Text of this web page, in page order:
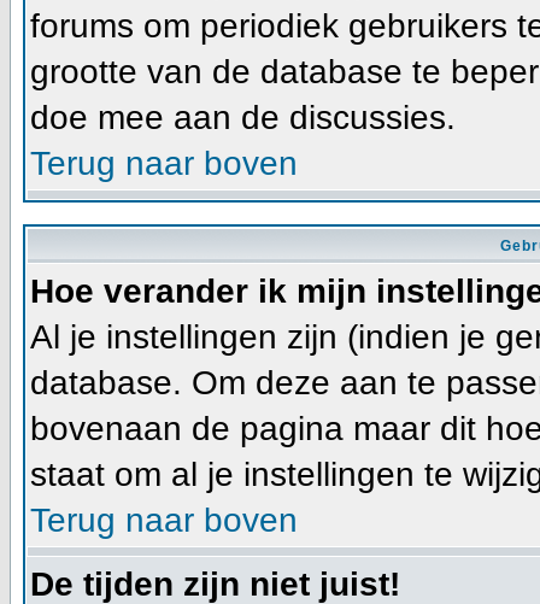
forums om periodiek gebruikers
grootte van de database te
doe mee aan de discussies.
Terug naar boven
Hoe verander ik mijn
Al je instellingen zijn (indien je
database. Om deze aan te
bovenaan de pagina maar dit
staat om al je instellingen te
Terug naar boven
De tijden zijn niet juist!